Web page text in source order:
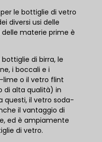
le bottiglie di vetro
diversi usi delle
materie prime è
di birra, le
i boccali e i
lime o il vetro flint
di alta qualità) in
questi, il vetro soda-
il vantaggio di
ed è ampiamente
di vetro.